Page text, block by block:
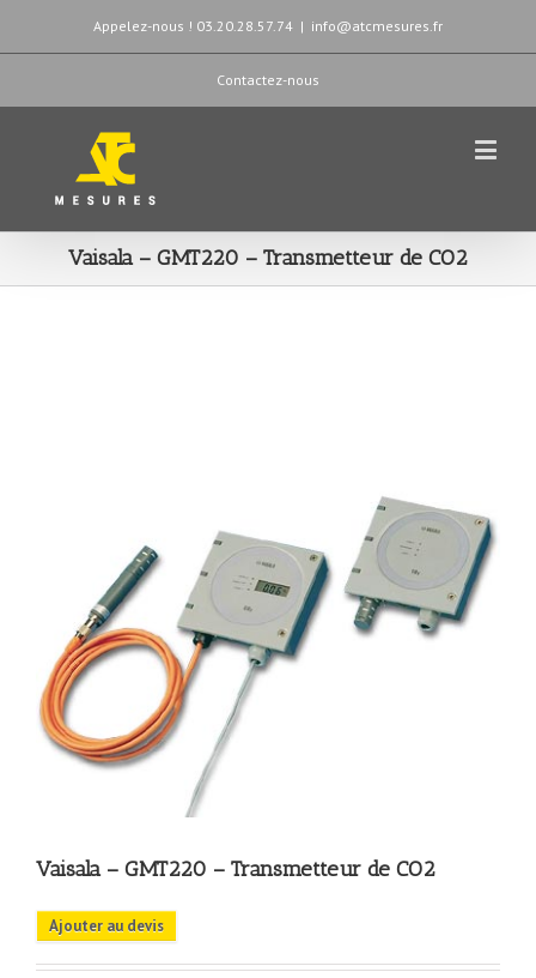
Appelez-nous ! 03.20.28.57.74 | info@atcmesures.fr
Contactez-nous
Vaisala – GMT220 – Transmetteur de CO2
Vaisala – GMT220 – Transmetteur de CO2
Ajouter au devis